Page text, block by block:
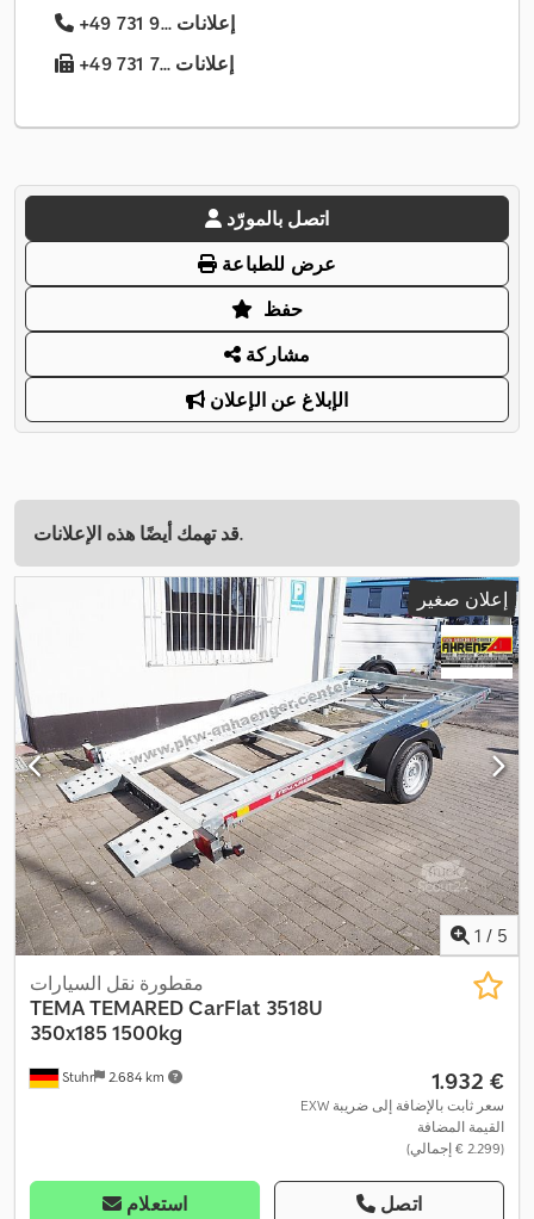
+49 731 9... إعلانات
+49 731 7... إعلانات
اتصل بالمورّد
عرض للطباعة
حفظ
مشاركة
الإبلاغ عن الإعلان
قد تهمك أيضًا هذه الإعلانات.
إعلان صغير
1 / 5
Stuhr 2.684 km
مقطورة نقل السيارات
TEMATEMARED CarFlat 3518U
350x185 1500kg
‏1.932 €
EXW سعر ثابت بالإضافة إلى ضريبة
القيمة المضافة
(‏2.299 € إجمالي)
استعلام اتصل